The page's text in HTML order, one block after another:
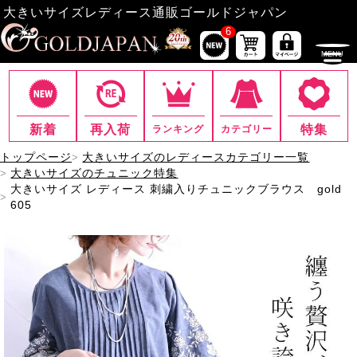
大きいサイズレディース通販ゴールドジャパン
6
新着 再入荷 ランキング カテゴリー 特集
トップページ
大きいサイズのレディースカテゴリー一覧
大きいサイズのチュニック特集
大きいサイズ レディース 刺繍入りチュニックブラウス gold
605